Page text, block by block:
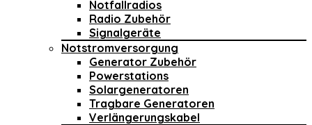
Notfallradios
Radio Zubehör
Signalgeräte
Notstromversorgung
Generator Zubehör
Powerstations
Solargeneratoren
Tragbare Generatoren
Verlängerungskabel